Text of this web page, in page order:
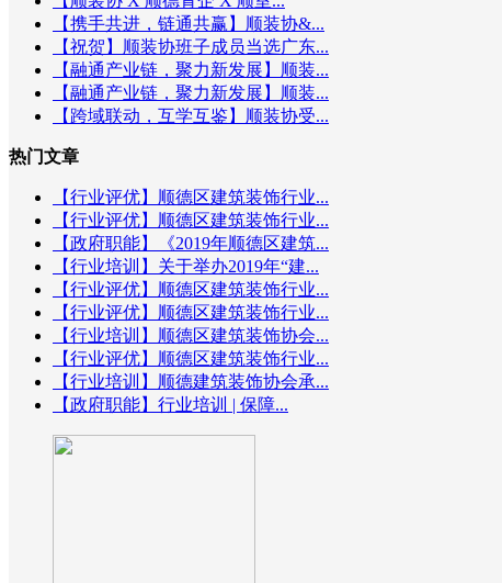
【携手共进，链通共赢】顺装协&...
【祝贺】顺装协班子成员当选广东...
【融通产业链，聚力新发展】顺装...
【融通产业链，聚力新发展】顺装...
【跨域联动，互学互鉴】顺装协受...
热门文章
【行业评优】顺德区建筑装饰行业...
【行业评优】顺德区建筑装饰行业...
【政府职能】《2019年顺德区建筑...
【行业培训】关于举办2019年“建...
【行业评优】顺德区建筑装饰行业...
【行业评优】顺德区建筑装饰行业...
【行业培训】顺德区建筑装饰协会...
【行业评优】顺德区建筑装饰行业...
【行业培训】顺德建筑装饰协会承...
【政府职能】行业培训 | 保障...